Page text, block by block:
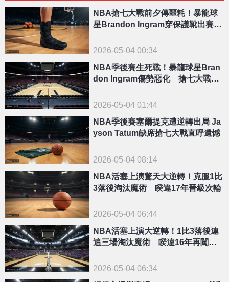
NBA搶七大戰前夕傳噩耗！暴龍球
星Brandon Ingram穿保護靴出賽成
2026-05-04 00:34
NBA季後賽生死戰！暴龍球星Bran
don Ingram傷勢惡化 搶七大戰出
2026-05-04 01:44
NBA季後賽塞爾提克遭逆轉出局 Ja
yson Tatum缺席搶七大戰直呼遺憾
2026-05-04 08:14
NBA活塞上演驚天大逆轉！克服1比
3落後淘汰魔術 睽違17年晉級次輪
2026-05-04 06:44
NBA活塞上演大逆轉！1比3落後連
追三場淘汰魔術 睽違16年再闖次
2026-05-04 06:34